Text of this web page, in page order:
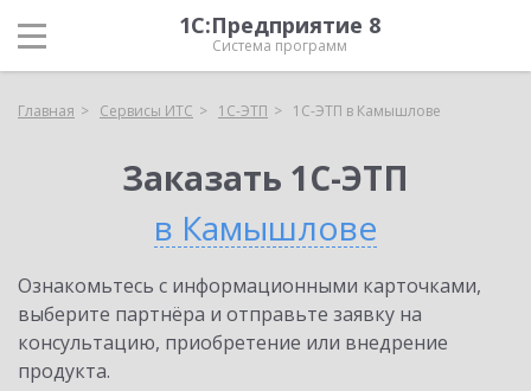
1С:Предприятие 8
Система программ
Главная Сервисы ИТС 1С-ЭТП 1С-ЭТП в Камышлове
Заказать 1С-ЭТП
в Камышлове
Ознакомьтесь с информационными карточками,
выберите партнёра и отправьте заявку на
консультацию, приобретение или внедрение
продукта.